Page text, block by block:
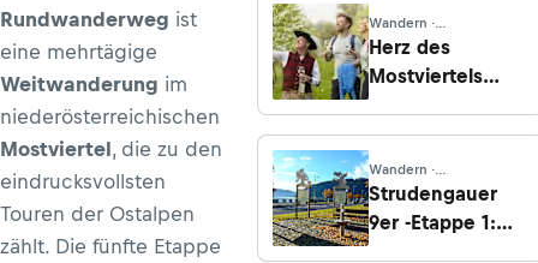
Rundwanderweg ist
eine mehrtägige
Weitwanderung im
niederösterreichischen
Mostviertel, die zu den
eindrucksvollsten
Touren der Ostalpen
zählt. Die fünfte Etappe
Wandern ·
Niederösterreich
Herz des
Mostviertels
- Etappe 7: St.
Peter in der Au
nach Wolfsbach
Wandern ·
Oberösterreich
Strudengauer
9er -Etappe 1: